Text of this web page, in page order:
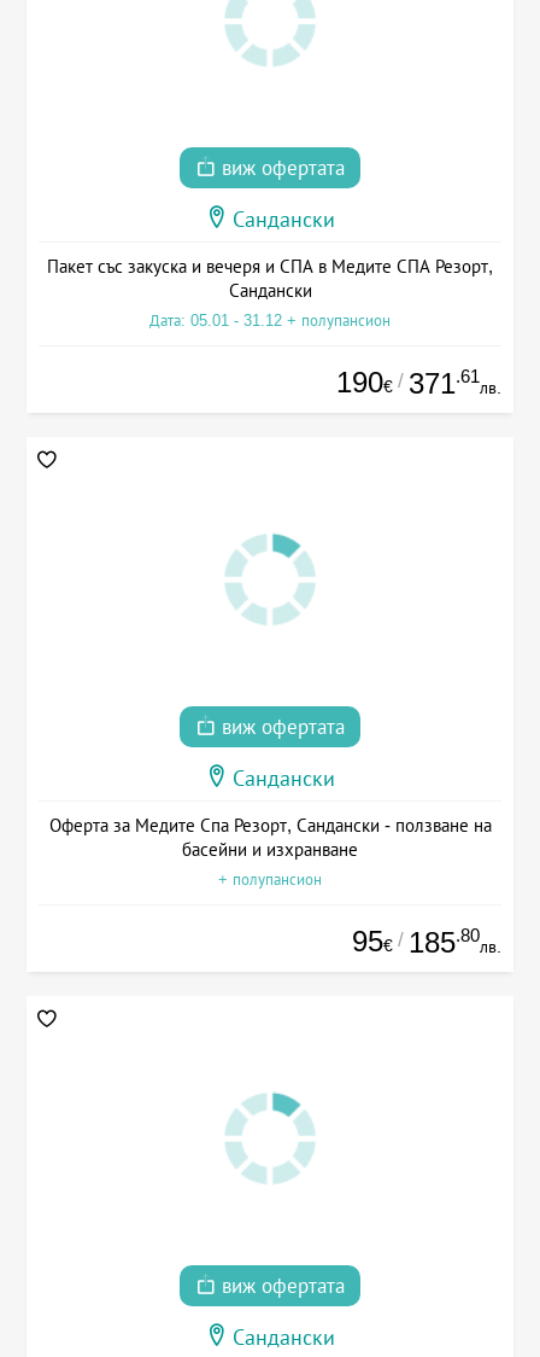
виж офертата
Сандански
Пакет със закуска и вечеря и СПА в Медите СПА Резорт,
Сандански
Дата: 05.01 - 31.12 + полупансион
190€ / 371.61
лв.
виж офертата
Сандански
Оферта за Медите Спа Резорт, Сандански - ползване на
басейни и изхранване
+ полупансион
95€ / 185.80
лв.
виж офертата
Сандански